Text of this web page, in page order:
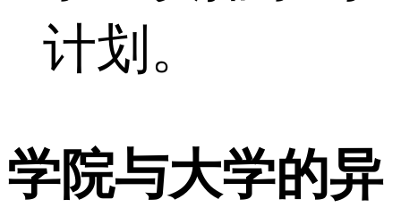
计划。
学院与大学的异